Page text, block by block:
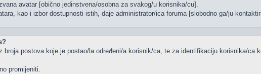
avatar [obično jedinstvena/osobna za svakog/u korisnika/cu].
kao i izbor dostupnosti istih, daje administrator/ica foruma [slobodno ga/ju
postova koje je postao/la određeni/a korisnik/ca, te za identifikaciju korisnika/ca
promijeniti.